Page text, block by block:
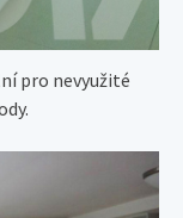
pro nevyužité